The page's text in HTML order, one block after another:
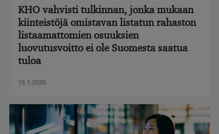
KHO vahvisti tulkinnan, jonka mukaan
kiinteistöjä omistavan listatun rahaston
listaamattomien osuuksien
luovutusvoitto ei ole Suomesta saatua
tuloa
15.1.2026